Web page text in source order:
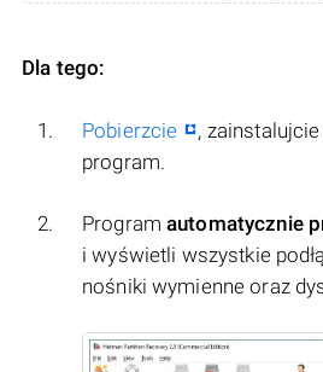
Dla tego:
Pobierzcie
,
program.
Programautomatycznie
i wyświetli wszystkie
nośniki wymienne oraz